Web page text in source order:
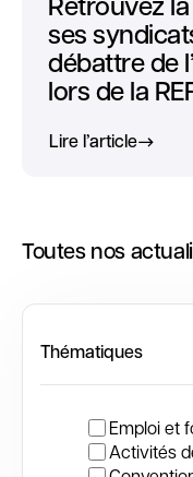
ses
débattre de
lors de la
Lire l’article
Toutes nos
Thématiques
Emploi et
Activités